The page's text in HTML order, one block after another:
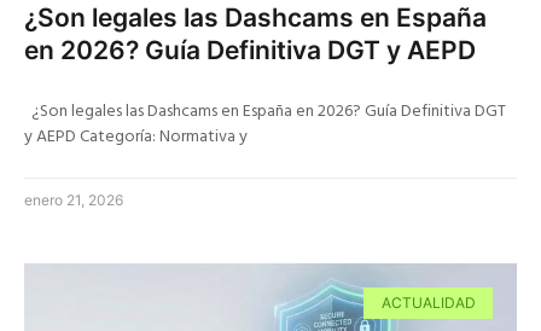
¿Son legales las Dashcams en España
en 2026? Guía Definitiva DGT y AEPD
¿Son legales las Dashcams en España en 2026? Guía Definitiva DGT
y AEPD Categoría: Normativa y
enero 21, 2026
ACTUALIDAD